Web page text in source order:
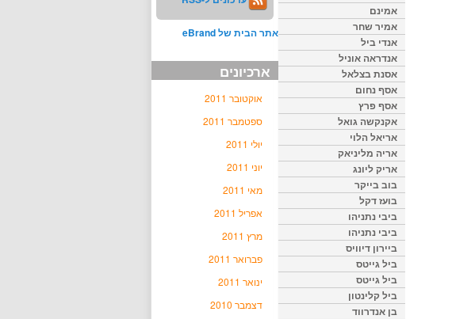
אתר הבית של eBrand
ארכיונים
אוקטובר 2011
ספטמבר 2011
יולי 2011
יוני 2011
מאי 2011
אפריל 2011
מרץ 2011
פברואר 2011
ינואר 2011
דצמבר 2010
אמינם
אמיר שחר
אנדי ביל
אנדראה אוניל
אסנת בצלאל
אסף נחום
אסף פרץ
אקנקשה גואל
אריאל הלוי
אריה מליניאק
אריק ליונג
בוב בייקר
בועז דקל
ביבי נתניהו
ביבי נתניהו
ביירון דיוויס
ביל גייטס
ביל גייטס
ביל קלינטון
בן אנדרווד